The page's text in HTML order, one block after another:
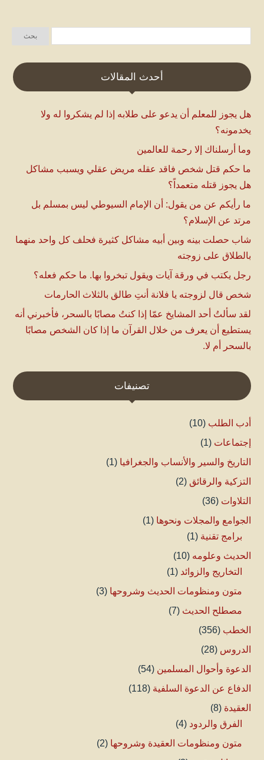
أحدث المقالات
هل يجوز للمعلم أن يدعو على طلابه إذا لم يشكروا له ولا
يخدمونه؟
وما أرسلناك إلا رحمة للعالمين
ما حكم قتل شخص فاقد عقله مريض عقلي ويسبب مشاكل
هل يجوز قتله متعمداً؟
ما رأيكم عن من يقول: أن الإمام السيوطي ليس بمسلم بل
مرتد عن الإسلام؟
شاب حصلت بينه وبين أبيه مشاكل كثيرة فحلف كل واحد منهما
بالطلاق على زوجته
رجل يكتب في ورقة آيات ويقول تبخروا بها. ما حكم فعله؟
شخص قال لزوجته يا فلانة أنتِ طالق بالثلاث الحارمات
لقد سألتُ أحد المشايخ عمّا إذا كنتُ مصابًا بالسحر، فأخبرني أنه
يستطيع أن يعرف من خلال القرآن ما إذا كان الشخص مصابًا
بالسحر أم لا.
تصنيفات
أدب الطلب (10)
إجتماعات (1)
التاريخ والسير والأنساب والجغرافيا (1)
التزكية والرقائق (2)
التلاوات (36)
الجوامع والمجلات ونحوها (1)
برامج تقنية (1)
الحديث وعلومه (10)
التخاريج والزوائد (1)
متون ومنظومات الحديث وشروحها (3)
مصطلح الحديث (7)
الخطب (356)
الدروس (28)
الدعوة وأحوال المسلمين (54)
الدفاع عن الدعوة السلفية (118)
العقيدة (8)
الفرق والردود (4)
متون ومنظومات العقيدة وشروحها (2)